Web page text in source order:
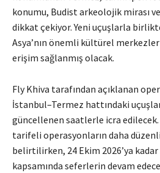
konumu, Budist arkeolojik mirası
dikkat çekiyor. Yeni uçuşlarla
Asya’nın önemli kültürel
erişim sağlanmış olacak.
Fly Khiva tarafından açıklanan
İstanbul–Termez hattındaki
güncellenen saatlerle icra edilecek.
tarifeli operasyonların daha düzenli
belirtilirken, 24 Ekim 2026’ya
kapsamında seferlerin devam